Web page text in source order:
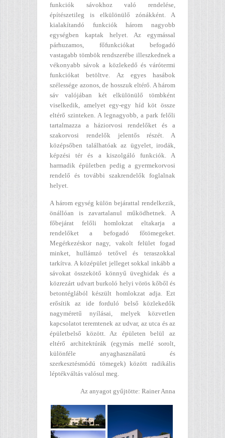
funkciók sávokhoz való rendelése,
építészetileg is elkülönülő zónákként. A
kialakítandó funkciók három nagyobb
egységben kaptak helyet. Az egymással
párhuzamos, főfunkciókat befogadó
vastagabb tömbök rendszerébe illeszkednek a
vékonyabb sávok a közlekedő és várótermi
funkciókat betöltve. Az egyes hasábok
szélessége azonos, de hosszuk eltérő. A három
sáv valójában két elkülönülő tömbként
viselkedik, amelyet egy-egy híd köt össze
eltérő szinteken. A legnagyobb, a park felőli
tartalmazza a háziorvosi rendelőket és a
szakorvosi rendelők jelentős részét. A
középsőben találhatóak az ügyelet, irodák,
képzési tér és a kiszolgáló funkciók. A
harmadik épületben pedig a gyermekorvosi
rendelő és további szakrendelők foglalnak
helyet.
A három egység külön bejárattal rendelkezik,
önállóan is zavartalanul működhetnek. A
főbejárat felőli homlokzat eltakarja a
rendelőket a befogadó főtömegeket.
Megérkezéskor nagy, vakolt felület fogad
minket, hullámzó tetővel és teraszokkal
tarkítva. A középület jelleget sokkal inkább a
sávokat összekötő könnyű üveghidak és a
közrezárt udvart burkoló helyi vörös kőből és
betontéglából készült homlokzat adja. Ezt
erősítik az ide forduló belső közlekedők
nagyméretű nyílásai, melyek közvetlen
kapcsolatot teremtenek az udvar, az utca és az
épületbelső között. Az épületen belül az
eltérő architektúrák (egymás mellé sorolt,
különféle anyaghasználatú és
szerkesztésmódú tömegek) között radikális
léptékváltás valósul meg.
Az anyagot gyűjtötte: Rainer Anna